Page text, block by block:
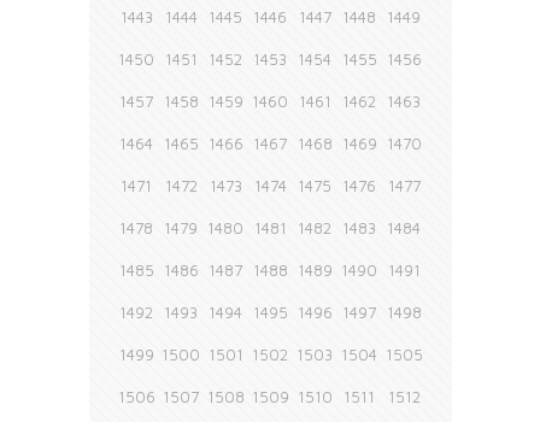
1443 1444 1445 1446 1447 1448 1449
1450 1451 1452 1453 1454 1455 1456
1457 1458 1459 1460 1461 1462 1463
1464 1465 1466 1467 1468 1469 1470
1471 1472 1473 1474 1475 1476 1477
1478 1479 1480 1481 1482 1483 1484
1485 1486 1487 1488 1489 1490 1491
1492 1493 1494 1495 1496 1497 1498
1499 1500 1501 1502 1503 1504 1505
1506 1507 1508 1509 1510 1511 1512